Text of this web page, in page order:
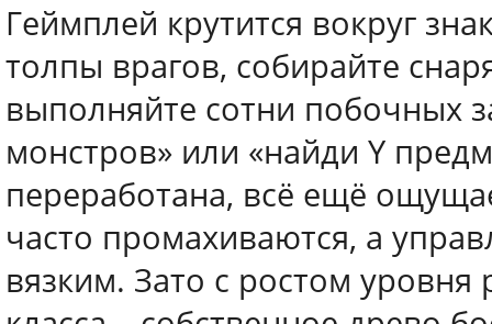
Геймплей крутится вокруг
толпы врагов, собирайте
выполняйте сотни побочных
монстров» или «найди Y
переработана, всё ещё
часто промахиваются, а
вязким. Зато с ростом уровня